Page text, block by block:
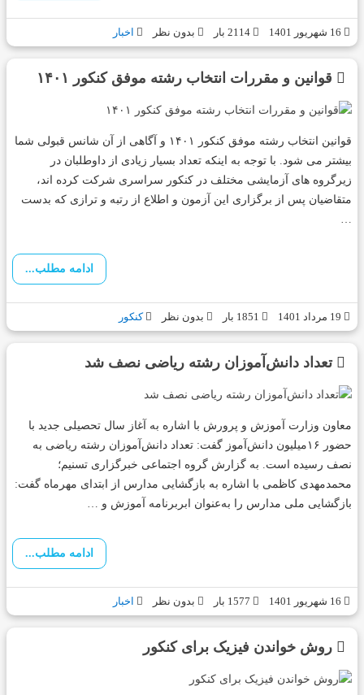
بدون نظر اخبار
قوانین و مقررات انتخاب رشته موفق کنکور ۱۴۰۱
قوانین انتخاب رشته موفق کنکور ۱۴۰۱ و آگاهی از آن شانس قبولی شما
بیشتر می شود. با توجه به اینکه تعداد بسیار زیادی از داوطلبان در
زیرگروه های آزمایشی مختلف در کنکور سراسری شرکت کرده اند،
متقاضیان پس از برگزاری این آزمون و اطلاع از رتبه و ترازی که بدست
…
ادامه مطلب...
بدون نظر کنکور
تعداد دانش‌آموزان رشته ریاضی نصف شد
معاون وزارت آموزش و پرورش با اشاره به آغاز سال تحصیلی جدید با
حضور ۱۶میلیون دانش‌آموز گفت: تعداد دانش‌آموزان رشته ریاضی به
نصف رسیده است. به گزارش گروه اجتماعی خبرگزاری تسنیم؛
محمدمهدی کاظمی با اشاره به بازگشایی مدارس از ابتدای مهرماه گفت:
بازگشایی ملی مدارس را به‌عنوان ابربرنامه آموزش و …
ادامه مطلب...
بدون نظر اخبار
روش خواندن فیزیک برای کنکور